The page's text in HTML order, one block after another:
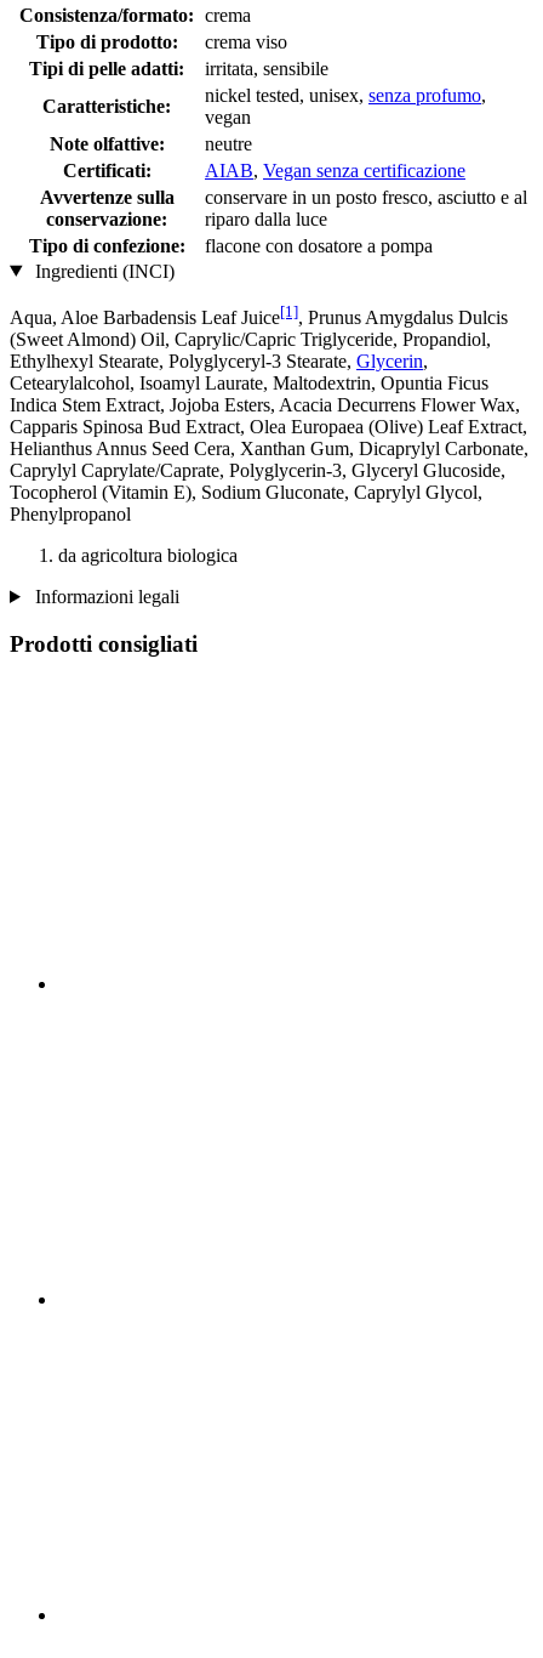
Consistenza/formato: crema
Tipo di prodotto:
crema viso
Tipi di pelle adatti:
irritata, sensibile
Caratteristiche:
nickel tested, unisex, senza profumo,
vegan
Note olfattive:
neutre
Certificati:
AIAB, Vegan senza certificazione
Avvertenze sulla
conservazione:
conservare in un posto fresco, asciutto e al
riparo dalla luce
Tipo di confezione:
flacone con dosatore a pompa
Ingredienti (INCI)
Aqua, Aloe Barbadensis Leaf Juice[1], Prunus Amygdalus Dulcis
(Sweet Almond) Oil, Caprylic/Capric Triglyceride, Propandiol,
Ethylhexyl Stearate, Polyglyceryl-3 Stearate, Glycerin,
Cetearylalcohol, Isoamyl Laurate, Maltodextrin, Opuntia Ficus
Indica Stem Extract, Jojoba Esters, Acacia Decurrens Flower Wax,
Capparis Spinosa Bud Extract, Olea Europaea (Olive) Leaf Extract,
Helianthus Annus Seed Cera, Xanthan Gum, Dicaprylyl Carbonate,
Caprylyl Caprylate/Caprate, Polyglycerin-3, Glyceryl Glucoside,
Tocopherol (Vitamin E), Sodium Gluconate, Caprylyl Glycol,
Phenylpropanol
da agricoltura biologica
Informazioni legali
Prodotti consigliati